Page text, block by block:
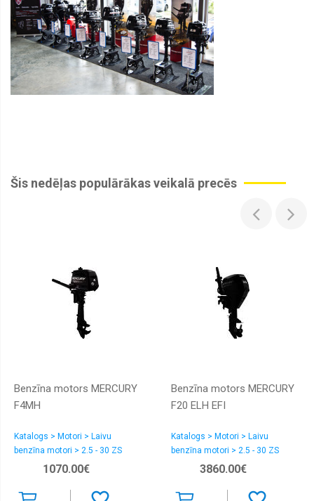
Šis nedēļas populārākas veikalā precēs
Benzīna motors MERCURY
F4MH
Katalogs > Motori > Laivu
benzīna motori > 2.5 - 30 ZS
1070.00€
Benzīna motors MERCURY
F20 ELH EFI
Katalogs > Motori > Laivu
benzīna motori > 2.5 - 30 ZS
3860.00€